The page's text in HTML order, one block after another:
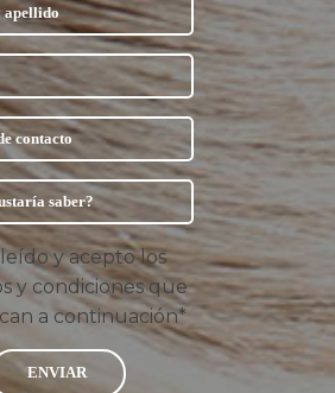
y acepto los
y condiciones que
a continuación*
ENVIAR